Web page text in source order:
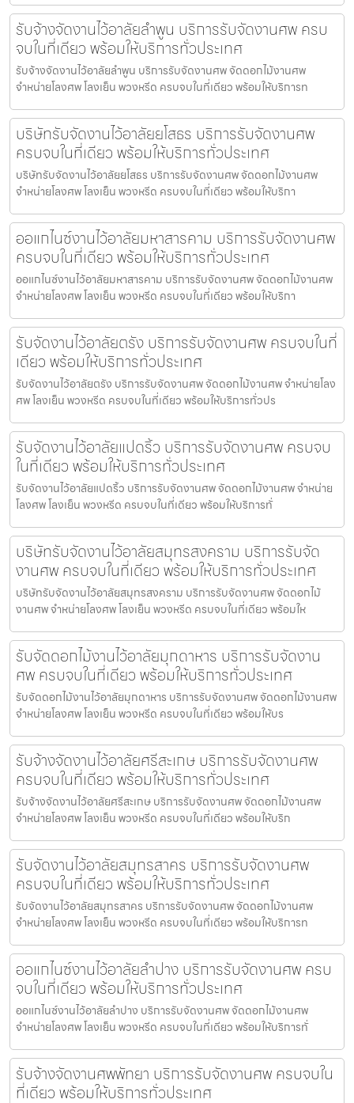
รับจ้างจัดงานไว้อาลัยลำพูน บริการรับจัดงานศพ ครบ
จบในที่เดียว พร้อมให้บริการทั่วประเทศ
รับจ้างจัดงานไว้อาลัยลำพูน บริการรับจัดงานศพ จัดดอกไม้งานศพ
จำหน่ายโลงศพ โลงเย็น พวงหรีด ครบจบในที่เดียว พร้อมให้บริการท
บริษัทรับจัดงานไว้อาลัยยโสธร บริการรับจัดงานศพ
ครบจบในที่เดียว พร้อมให้บริการทั่วประเทศ
บริษัทรับจัดงานไว้อาลัยยโสธร บริการรับจัดงานศพ จัดดอกไม้งานศพ
จำหน่ายโลงศพ โลงเย็น พวงหรีด ครบจบในที่เดียว พร้อมให้บริกา
ออแกไนซ์งานไว้อาลัยมหาสารคาม บริการรับจัดงานศพ
ครบจบในที่เดียว พร้อมให้บริการทั่วประเทศ
ออแกไนซ์งานไว้อาลัยมหาสารคาม บริการรับจัดงานศพ จัดดอกไม้งานศพ
จำหน่ายโลงศพ โลงเย็น พวงหรีด ครบจบในที่เดียว พร้อมให้บริกา
รับจัดงานไว้อาลัยตรัง บริการรับจัดงานศพ ครบจบในที่
เดียว พร้อมให้บริการทั่วประเทศ
รับจัดงานไว้อาลัยตรัง บริการรับจัดงานศพ จัดดอกไม้งานศพ จำหน่ายโลง
ศพ โลงเย็น พวงหรีด ครบจบในที่เดียว พร้อมให้บริการทั่วปร
รับจัดงานไว้อาลัยแปดริ้ว บริการรับจัดงานศพ ครบจบ
ในที่เดียว พร้อมให้บริการทั่วประเทศ
รับจัดงานไว้อาลัยแปดริ้ว บริการรับจัดงานศพ จัดดอกไม้งานศพ จำหน่าย
โลงศพ โลงเย็น พวงหรีด ครบจบในที่เดียว พร้อมให้บริการทั่
บริษัทรับจัดงานไว้อาลัยสมุทรสงคราม บริการรับจัด
งานศพ ครบจบในที่เดียว พร้อมให้บริการทั่วประเทศ
บริษัทรับจัดงานไว้อาลัยสมุทรสงคราม บริการรับจัดงานศพ จัดดอกไม้
งานศพ จำหน่ายโลงศพ โลงเย็น พวงหรีด ครบจบในที่เดียว พร้อมให
รับจัดดอกไม้งานไว้อาลัยมุกดาหาร บริการรับจัดงาน
ศพ ครบจบในที่เดียว พร้อมให้บริการทั่วประเทศ
รับจัดดอกไม้งานไว้อาลัยมุกดาหาร บริการรับจัดงานศพ จัดดอกไม้งานศพ
จำหน่ายโลงศพ โลงเย็น พวงหรีด ครบจบในที่เดียว พร้อมให้บร
รับจ้างจัดงานไว้อาลัยศรีสะเกษ บริการรับจัดงานศพ
ครบจบในที่เดียว พร้อมให้บริการทั่วประเทศ
รับจ้างจัดงานไว้อาลัยศรีสะเกษ บริการรับจัดงานศพ จัดดอกไม้งานศพ
จำหน่ายโลงศพ โลงเย็น พวงหรีด ครบจบในที่เดียว พร้อมให้บริก
รับจัดงานไว้อาลัยสมุทรสาคร บริการรับจัดงานศพ
ครบจบในที่เดียว พร้อมให้บริการทั่วประเทศ
รับจัดงานไว้อาลัยสมุทรสาคร บริการรับจัดงานศพ จัดดอกไม้งานศพ
จำหน่ายโลงศพ โลงเย็น พวงหรีด ครบจบในที่เดียว พร้อมให้บริการท
ออแกไนซ์งานไว้อาลัยลำปาง บริการรับจัดงานศพ ครบ
จบในที่เดียว พร้อมให้บริการทั่วประเทศ
ออแกไนซ์งานไว้อาลัยลำปาง บริการรับจัดงานศพ จัดดอกไม้งานศพ
จำหน่ายโลงศพ โลงเย็น พวงหรีด ครบจบในที่เดียว พร้อมให้บริการทั่
รับจ้างจัดงานศพพัทยา บริการรับจัดงานศพ ครบจบใน
ที่เดียว พร้อมให้บริการทั่วประเทศ